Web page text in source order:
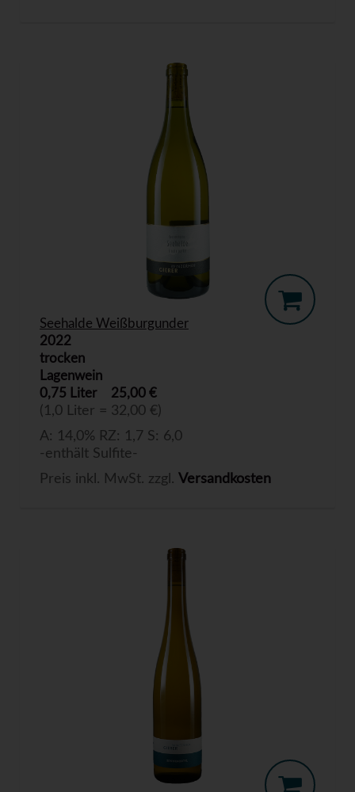
Seehalde Weißburgunder
2022
trocken
Lagenwein
0,75 Liter
25,00 €
(1,0 Liter = 32,00 €)
A: 14,0% RZ: 1,7 S: 6,0
-enthält Sulfite-
Preis inkl. MwSt. zzgl. Versandkosten